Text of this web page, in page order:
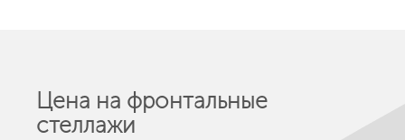
Цена на фронтальные
стеллажи